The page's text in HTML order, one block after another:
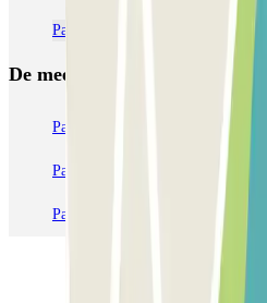
Parkeren op de luchthaven van
De meest geboekte parkings
Parkeren in Parijs Parkeren in
Parkeren in Station Venetië Mestre
Parkeren in Milaan Parkeren in